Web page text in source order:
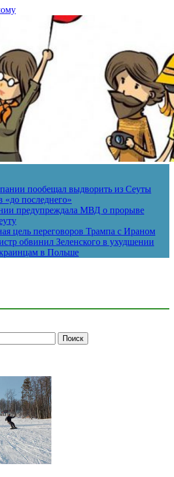
пообещал выдворить из Сеуты
«до последнего»
предупреждала МВД о прорыве
цель переговоров Трампа с Ираном
обвинил Зеленского в ухудшении
в Польше